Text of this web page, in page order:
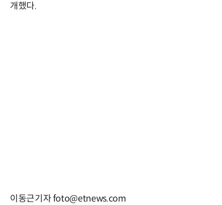
개했다.
이동근기자 foto@etnews.com